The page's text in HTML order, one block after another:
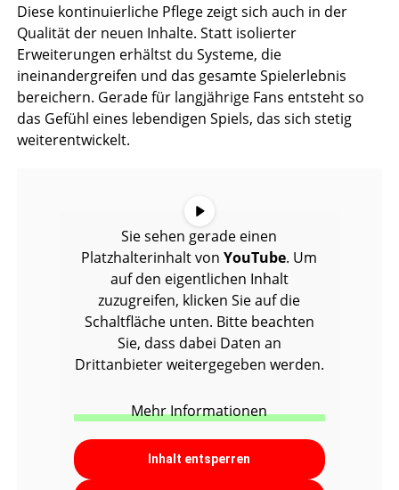
Diese kontinuierliche Pflege zeigt sich auch in der
Qualität der neuen Inhalte. Statt isolierter
Erweiterungen erhältst du Systeme, die
ineinandergreifen und das gesamte Spielerlebnis
bereichern. Gerade für langjährige Fans entsteht so
das Gefühl eines lebendigen Spiels, das sich stetig
weiterentwickelt.
Sie sehen gerade einen
Platzhalterinhalt vonYouTube. Um
auf den eigentlichen Inhalt
zuzugreifen, klicken Sie auf die
Schaltfläche unten. Bitte beachten
Sie, dass dabei Daten an
Drittanbieter weitergegeben werden.
Mehr Informationen
Inhalt entsperren